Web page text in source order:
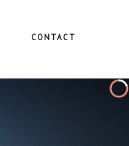
CONTACT